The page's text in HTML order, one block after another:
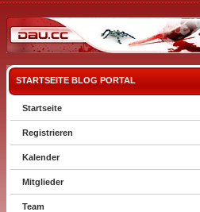
STARTSEITE BLOG PORTAL
Startseite
Registrieren
Kalender
Mitglieder
Team